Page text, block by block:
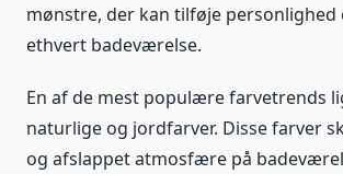
mønstre, der kan tilføje
ethvert badeværelse.
En af de mest populære farvetrends
naturlige og jordfarver. Disse farver
og afslappet atmosfære på